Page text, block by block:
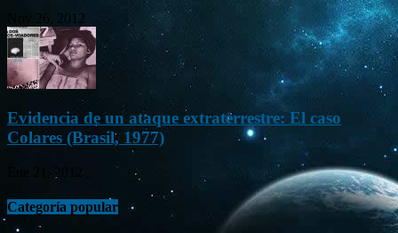
Nov 26, 2012
Evidencia de un ataque extraterrestre: El caso
Colares (Brasil, 1977)
Categoría popular